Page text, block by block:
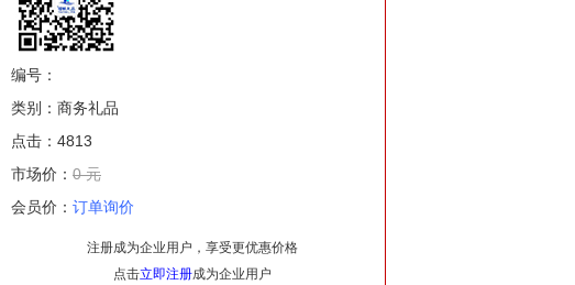
编号：
类别：商务礼品
点击：4813
市场价： 0 元
会员价： 订单询价
注册成为企业用户，享受更优惠价格
点击立即注册成为企业用户